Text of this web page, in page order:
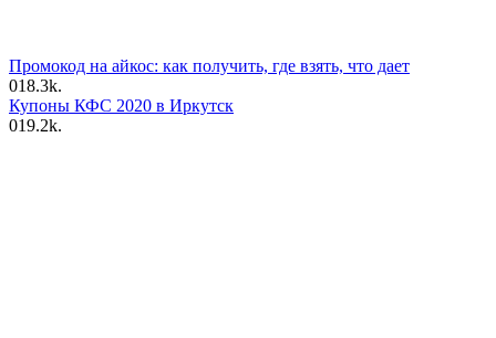
Промокод на айкос: как получить, где взять, что дает
018.3k.
Купоны КФС 2020 в Иркутск
019.2k.